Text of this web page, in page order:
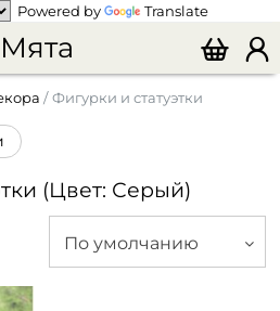
Powered by Translate
Мята
Фигурки и статуэтки
(Цвет: Серый)
По умолчанию